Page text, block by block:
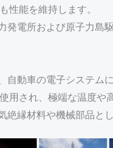
性能を維持します。
電所および原子力島
動車の電子システムに
され、極端な温度や
縁材料や機械部品と